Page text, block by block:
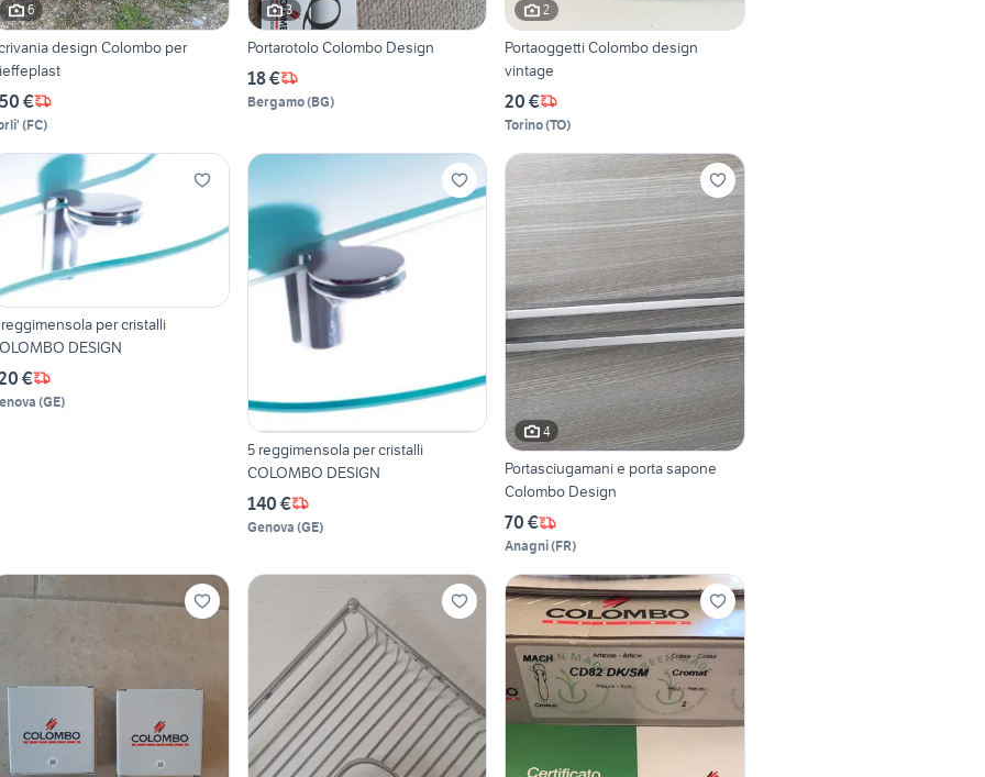
6
design Colombo per
€
(FC)
3
Portarotolo Colombo Design
18 €
Bergamo(BG)
2
Portaoggetti Colombo design
vintage
20 €
Torino(TO)
per cristalli
DESIGN
€
(GE)
5 reggimensola per cristalli
COLOMBO DESIGN
140 €
Genova (GE)
4
Portasciugamani e porta sapone
Colombo Design
70 €
Anagni(FR)